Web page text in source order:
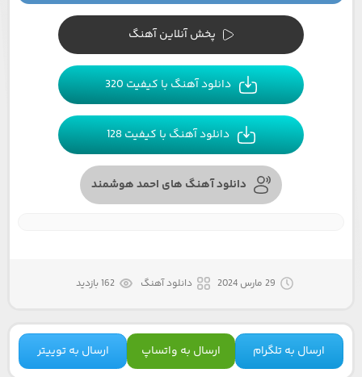
پخش آنلاین آهنگ
دانلود آهنگ با کیفیت 320
دانلود آهنگ با کیفیت 128
دانلود آهنگ های احمد هوشمند
29 مارس 2024 دانلود آهنگ 162 بازدید
ارسال به تلگرام ارسال به واتساپ ارسال به توییتر